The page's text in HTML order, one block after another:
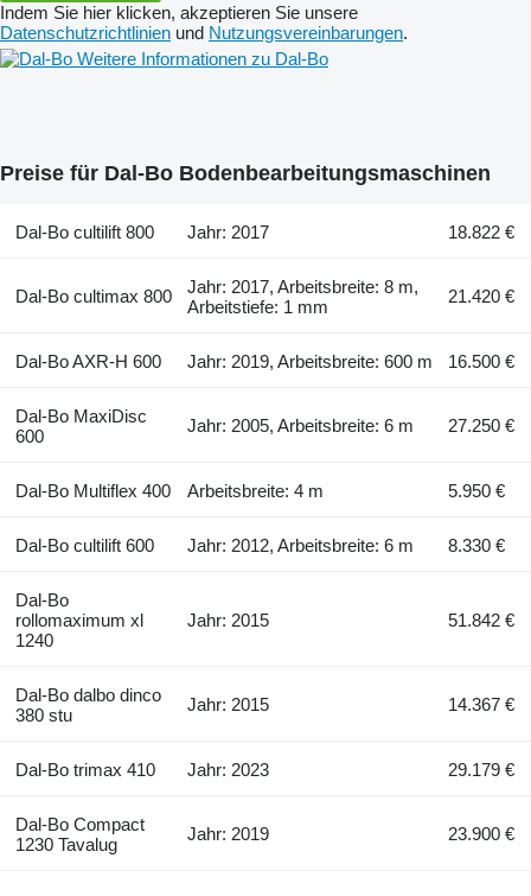
Indem Sie hier klicken, akzeptieren Sie unsere
Datenschutzrichtlinien und Nutzungsvereinbarungen.
Weitere Informationen zu Dal-Bo
Preise für Dal-Bo Bodenbearbeitungsmaschinen
Dal-Bo cultilift 800 Jahr: 2017 18.822 €
Dal-Bo cultimax 800
Jahr: 2017, Arbeitsbreite: 8 m,
Arbeitstiefe: 1 mm
21.420 €
Dal-Bo AXR-H 600 Jahr: 2019, Arbeitsbreite: 600 m 16.500 €
Dal-Bo MaxiDisc
600
Jahr: 2005, Arbeitsbreite: 6 m 27.250 €
Dal-Bo Multiflex 400 Arbeitsbreite: 4 m 5.950 €
Dal-Bo cultilift 600 Jahr: 2012, Arbeitsbreite: 6 m 8.330 €
Dal-Bo
rollomaximum xl
1240
Jahr: 2015 51.842 €
Dal-Bo dalbo dinco
380 stu
Jahr: 2015 14.367 €
Dal-Bo trimax 410 Jahr: 2023 29.179 €
Dal-Bo Compact
1230 Tavalug
Jahr: 2019 23.900 €